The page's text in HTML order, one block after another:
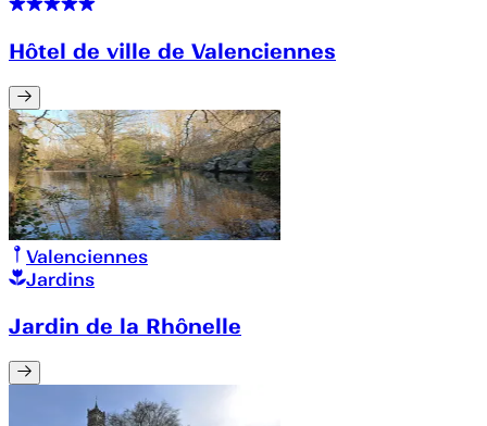
Hôtel de ville de Valenciennes
Valenciennes
Jardins
Jardin de la Rhônelle